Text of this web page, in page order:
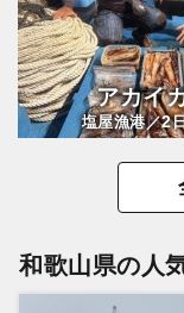
アカイ
塩屋漁港／2
和歌山県の人